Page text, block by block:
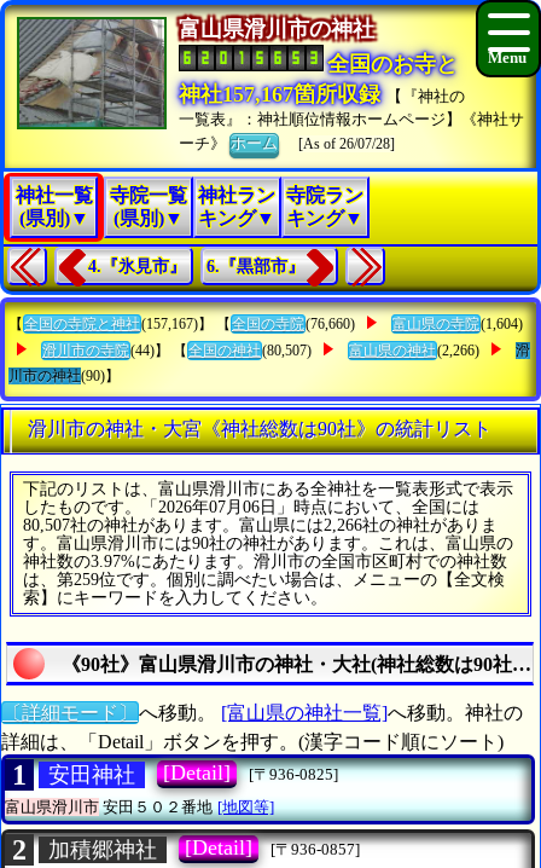
富山県滑川市の神社
全国のお寺と
神社157,167箇所収録
【『神社の
一覧表』：神社順位情報ホームページ】《神社サ
ーチ》ホーム [As of 26/07/28]
神社一覧
(県別)▼
寺院一覧
(県別)▼
神社ラン
キング▼
寺院ラン
キング▼
4.『氷見市』 6.『黒部市』
【 全国の寺院と神社(157,167)】 【 全国の寺院(76,660) 富山県の寺院(1,604)
滑川市の寺院(44)】 【 全国の神社(80,507) 富山県の神社(2,266)
滑
川市の神社(90)】
滑川市の神社・大宮《神社総数は90社》の統計リスト
下記のリストは、富山県滑川市にある全神社を一覧表形式で表示
したものです。「2026年07月06日」時点において、全国には
80,507社の神社があります。富山県には2,266社の神社がありま
す。富山県滑川市には90社の神社があります。これは、富山県の
神社数の3.97%にあたります。滑川市の全国市区町村での神社数
は、第259位です。個別に調べたい場合は、メニューの【全文検
索】にキーワードを入力してください。
《90社》富山県滑川市の神社・大社(神社総数は90社)
〔詳細モード〕 へ移動。 [富山県の神社一覧]へ移動。神社の
詳細は、「Detail」ボタンを押す。(漢字コード順にソート)
1 安田神社 [Detail]
[〒936-0825]
富山県滑川市安田５０２番地 [地図等]
2 加積郷神社 [Detail]
[〒936-0857]